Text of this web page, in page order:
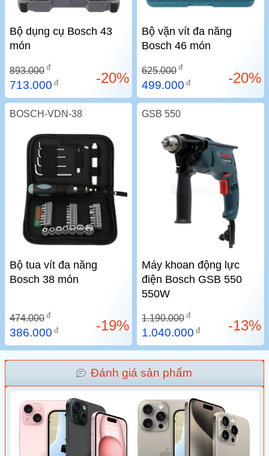
Bộ dụng cụ Bosch 43
món
893.000 đ
713.000 đ -20%
Bộ vặn vít đa năng
Bosch 46 món
625.000 đ
499.000 đ -20%
BOSCH-VDN-38
Bộ tua vít đa năng
Bosch 38 món
474.000 đ
386.000 đ -19%
GSB 550
Máy khoan động lực
điện Bosch GSB 550
550W
1.190.000 đ
1.040.000 đ -13%
Đánh giá sản phẩm